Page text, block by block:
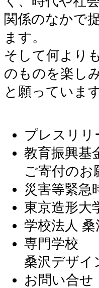
関係のなかで
ます。
そして何より
のものを楽し
と願っています
プレスリリ
教育振興基
ご寄付のお
災害等緊急
東京造形大
学校法人 桑
専門学校
桑沢デザイ
お問い合せ